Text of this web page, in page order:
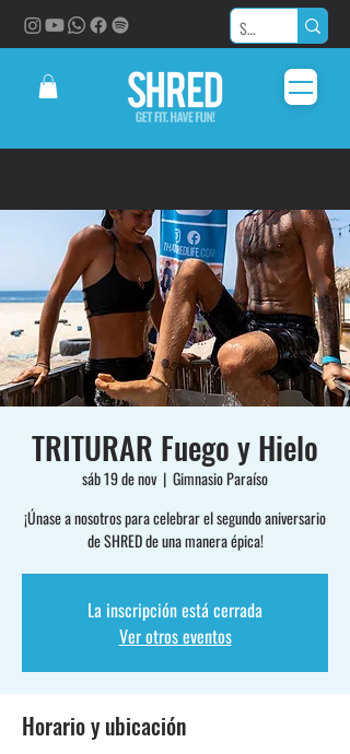
TRITURAR Fuego y Hielo
sáb 19 de nov
  |
Gimnasio Paraíso
¡Únase a nosotros para celebrar el segundo aniversario
de SHRED de una manera épica!
La inscripción está cerrada
Ver otros eventos
Horario y ubicación